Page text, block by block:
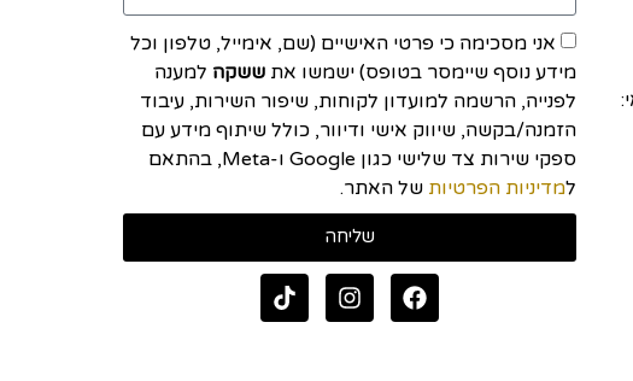
אני מסכימה כי פרטי האישיים (שם, אימייל, טלפון וכל
מידע נוסף שיימסר בטופס) ישמשו אתששקה למענה
לפנייה, הרשמה למועדון לקוחות, שיפור השירות, עיבוד
הזמנה/בקשה, שיווק אישי ודיוור, כולל שיתוף מידע עם
ספקי שירות צד שלישי כגון Google ו-Meta, בהתאם
למדיניות הפרטיות של האתר.
שליחה